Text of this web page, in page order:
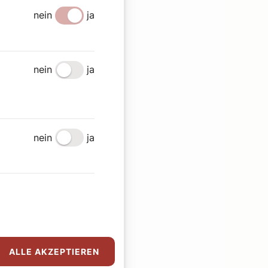
nein
ja
nein ja
nein
ja
ALLE AKZEPTIEREN